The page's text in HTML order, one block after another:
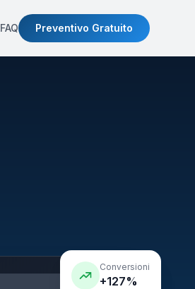
FAQ Preventivo Gratuito
Conversioni
+127%